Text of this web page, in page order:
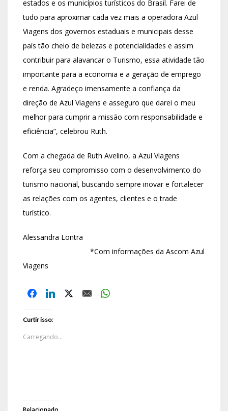
estados e os municípios turísticos do Brasil. Farei de
tudo para aproximar cada vez mais a operadora Azul
Viagens dos governos estaduais e municipais desse
país tão cheio de belezas e potencialidades e assim
contribuir para alavancar o Turismo, essa atividade tão
importante para a economia e a geração de emprego
e renda. Agradeço imensamente a confiança da
direção de Azul Viagens e asseguro que darei o meu
melhor para cumprir a missão com responsabilidade e
eficiência”, celebrou Ruth.
Com a chegada de Ruth Avelino, a Azul Viagens
reforça seu compromisso com o desenvolvimento do
turismo nacional, buscando sempre inovar e fortalecer
as relações com os agentes, clientes e o trade
turístico.
Alessandra Lontra
*Com informações da Ascom Azul
Viagens
Curtir isso:
Carregando...